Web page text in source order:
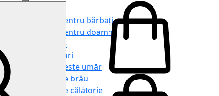
Genți pentru bărbați
Genți pentru doamne
Serviete
Rucsacuri
Genți peste umăr
Genți de brâu
Genți de călătorie